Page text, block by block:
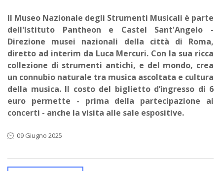
Il Museo Nazionale degli Strumenti Musicali è parte
dell'Istituto Pantheon e Castel Sant'Angelo -
Direzione musei nazionali della città di Roma,
diretto ad interim da Luca Mercuri. Con la sua ricca
collezione di strumenti antichi, e del mondo, crea
un connubio naturale tra musica ascoltata e cultura
della musica. Il costo del biglietto d’ingresso di 6
euro permette - prima della partecipazione ai
concerti - anche la visita alle sale espositive.
09 Giugno 2025